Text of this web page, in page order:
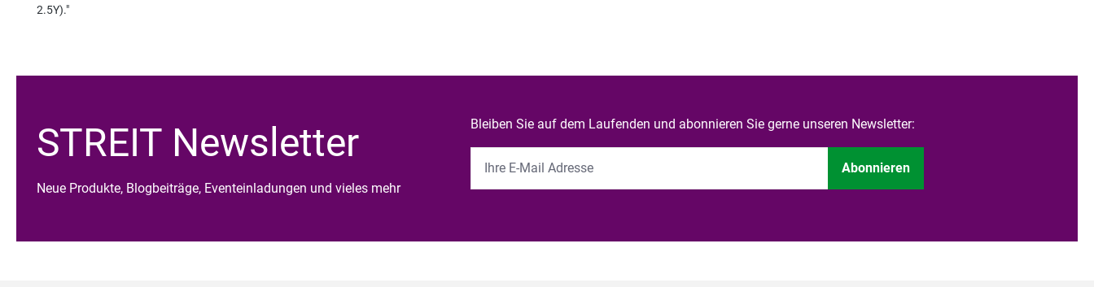
2.5Y)."
STREIT Newsletter
Neue Produkte, Blogbeiträge, Eventeinladungen und vieles mehr
Bleiben Sie auf dem Laufenden und abonnieren Sie gerne unseren Newsletter:
Abonnieren